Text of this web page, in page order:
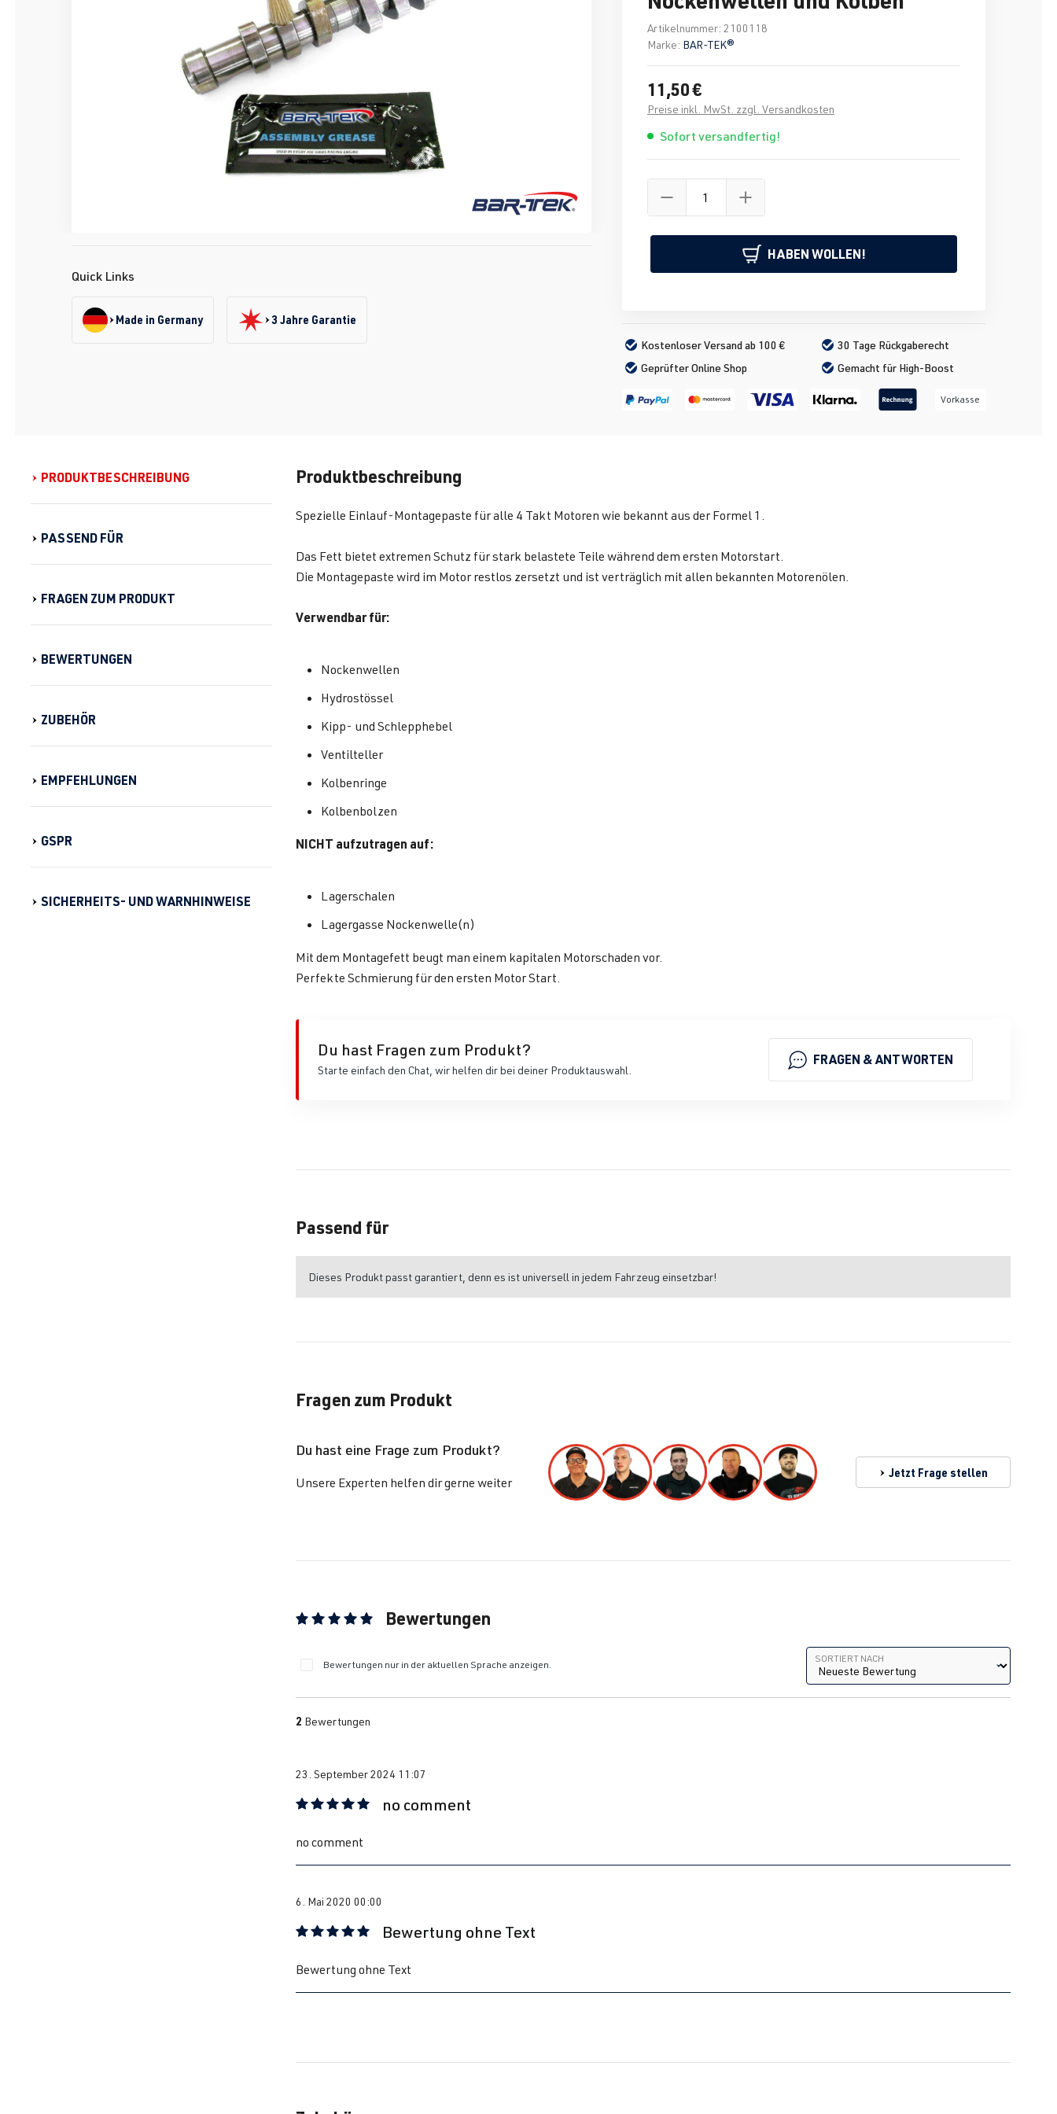
Quick Links
Made in Germany 3 Jahre Garantie
Artikelnummer: 2100118
Marke: BAR-TEK®
11,50 €
Preise inkl. MwSt. zzgl. Versandkosten
Sofort versandfertig!
HABEN WOLLEN!
Kostenloser Versand ab 100 €
30 Tage Rückgaberecht
Geprüfter Online Shop
Gemacht für High-Boost
Vorkasse
PRODUKTBESCHREIBUNG
PASSEND FÜR
FRAGEN ZUM PRODUKT
BEWERTUNGEN
ZUBEHÖR
EMPFEHLUNGEN
GSPR
SICHERHEITS- UND WARNHINWEISE
Produktbeschreibung
Spezielle Einlauf-Montagepaste für alle 4 Takt Motoren wie bekannt aus der Formel 1.
Das Fett bietet extremen Schutz für stark belastete Teile während dem ersten Motorstart.
Die Montagepaste wird im Motor restlos zersetzt und ist verträglich mit allen bekannten Motorenölen.
Verwendbar für:
Nockenwellen
Hydrostössel
Kipp- und Schlepphebel
Ventilteller
Kolbenringe
Kolbenbolzen
NICHT aufzutragen auf:
Lagerschalen
Lagergasse Nockenwelle(n)
Mit dem Montagefett beugt man einem kapitalen Motorschaden vor.
Perfekte Schmierung für den ersten Motor Start.
Du hast Fragen zum Produkt?
Starte einfach den Chat, wir helfen dir bei deiner Produktauswahl.
FRAGEN & ANTWORTEN
Passend für
Dieses Produkt passt garantiert, denn es ist universell in jedem Fahrzeug einsetzbar!
Fragen zum Produkt
Du hast eine Frage zum Produkt?
Unsere Experten helfen dir gerne weiter
Jetzt Frage stellen
Bewertungen
Bewertungen nur in der aktuellen Sprache anzeigen.
Sortiert nach
SORTIERT NACH
2 Bewertungen
23. September 2024 11:07
no comment
no comment
6. Mai 2020 00:00
Bewertung ohne Text
Bewertung ohne Text